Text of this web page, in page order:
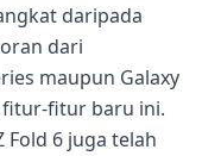
daripada
dari
maupun Galaxy
fitur-fitur baru ini.
Fold 6 juga telah